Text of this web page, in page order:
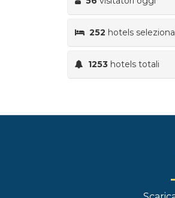
252 hotels
1253 hotels totali